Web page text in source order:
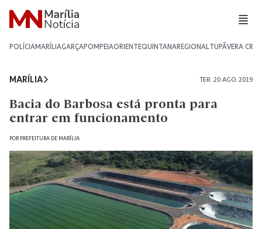
POLÍCIAMARÍLIAGARÇAPOMPEIAORIENTEQUINTANAREGIONALTUPÃVERA CRUZ
MARÍLIA TER. 20 AGO. 2019
Bacia do Barbosa está pronta para
entrar em funcionamento
POR PREFEITURA DE MARÍLIA